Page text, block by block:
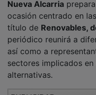
ocasión centrado en
título deRenovables,
periódico reunirá a
así como a
sectores implicados
alternativas.